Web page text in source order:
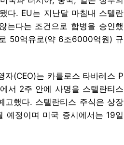
다. EU는 지난달 마침내 스텔란
는다는 조건으로 합병을 승인했
50억유로(약 6조6000억원) 규
자(CEO)는 카를로스 타바레스 P
서 2주 안에 사명을 스텔란티스
했다. 스텔란티스 주식은 상장
예정이며 미국 증시에서는 19일